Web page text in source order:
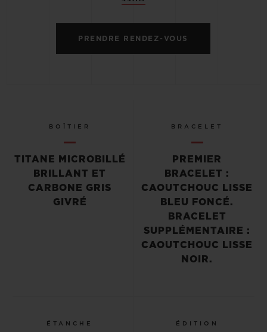
PRENDRE RENDEZ-VOUS
BOÎTIER
TITANE MICROBILLÉ
BRILLANT ET
CARBONE GRIS
GIVRÉ
BRACELET
PREMIER
BRACELET :
CAOUTCHOUC LISSE
BLEU FONCÉ.
BRACELET
SUPPLÉMENTAIRE :
CAOUTCHOUC LISSE
NOIR.
ÉTANCHE ÉDITION